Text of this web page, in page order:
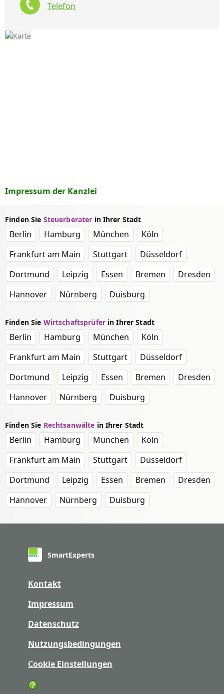
Telefon
Impressum der Kanzlei
Finden Sie Steuerberater in Ihrer Stadt
Berlin Hamburg München
Köln
Frankfurt am Main
Stuttgart
Düsseldorf
Dortmund
Leipzig Essen Bremen
Dresden
Hannover
Nürnberg Duisburg
Finden Sie Wirtschaftsprüferin Ihrer Stadt
Berlin Hamburg München
Köln
Frankfurt am Main
Stuttgart
Düsseldorf
Dortmund
Leipzig Essen Bremen
Dresden
Hannover
Nürnberg Duisburg
Finden Sie Rechtsanwälte in Ihrer Stadt
Berlin Hamburg München
Köln
Frankfurt am Main
Stuttgart
Düsseldorf
Dortmund
Leipzig Essen Bremen
Dresden
Hannover
Nürnberg Duisburg
SmartExperts
Kontakt
Impressum
Datenschutz
Nutzungsbedingungen
Cookie Einstellungen